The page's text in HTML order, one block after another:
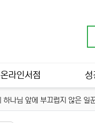
온라인서점 성
하나님 앞에 부끄럽지 않은